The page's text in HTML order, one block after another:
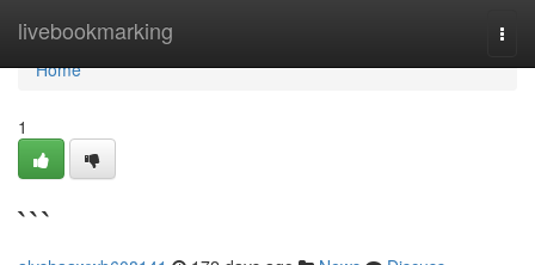
livebookmarking
Home
Home
1
```